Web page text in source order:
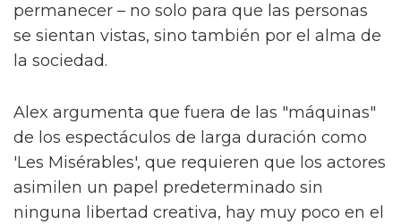
permanecer – no solo para que las personas
se sientan vistas, sino también por el alma de
la sociedad.
Alex argumenta que fuera de las "máquinas"
de los espectáculos de larga duración como
'Les Misérables', que requieren que los actores
asimilen un papel predeterminado sin
ninguna libertad creativa, hay muy poco en el